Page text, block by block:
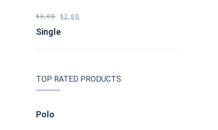
₺3,00 ₺ 2,00
Single
TOP RATED PRODUCTS
Polo